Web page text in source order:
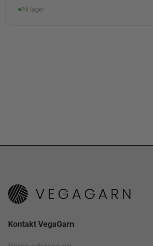
På lager
Kontakt VegaGarn